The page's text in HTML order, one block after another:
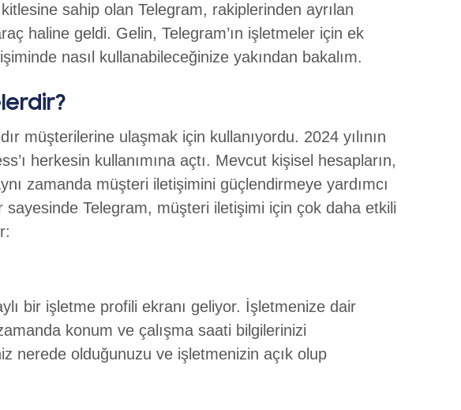
sahip olan Telegram, rakiplerinden ayrılan
haline geldi. Gelin, Telegram’ın işletmeler için ek
nasıl kullanabileceğinize yakından bakalım.
müşterilerine ulaşmak için kullanıyordu. 2024 yılının
herkesin kullanımına açtı. Mevcut kişisel hesapların,
zamanda müşteri iletişimini güçlendirmeye yardımcı
sayesinde Telegram, müşteri iletişimi için çok daha etkili
bir işletme profili ekranı geliyor. İşletmenize dair
konum ve çalışma saati bilgilerinizi
nerede olduğunuzu ve işletmenizin açık olup